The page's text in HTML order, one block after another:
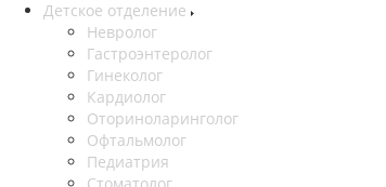
Детское отделение
Невролог
Гастроэнтеролог
Гинеколог
Кардиолог
Оториноларинголог
Офтальмолог
Педиатрия